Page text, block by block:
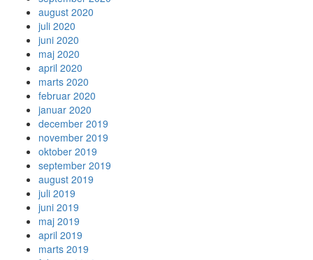
august 2020
juli 2020
juni 2020
maj 2020
april 2020
marts 2020
februar 2020
januar 2020
december 2019
november 2019
oktober 2019
september 2019
august 2019
juli 2019
juni 2019
maj 2019
april 2019
marts 2019